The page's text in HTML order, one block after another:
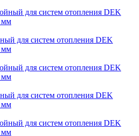
для систем отопления DEK
мм
для систем отопления DEK
мм